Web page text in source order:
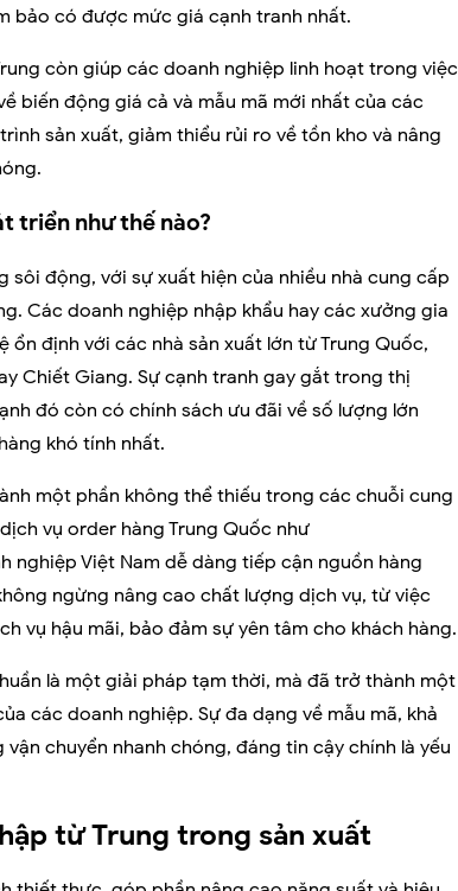
bảo có được mức giá cạnh tranh nhất.
còn giúp các doanh nghiệp linh hoạt trong việc
biến động giá cả và mẫu mã mới nhất của các
sản xuất, giảm thiểu rủi ro về tồn kho và nâng
triển như thế nào?
động, với sự xuất hiện của nhiều nhà cung cấp
Các doanh nghiệp nhập khẩu hay các xưởng gia
định với các nhà sản xuất lớn từ Trung Quốc,
Chiết Giang. Sự cạnh tranh gay gắt trong thị
đó còn có chính sách ưu đãi về số lượng lớn
khó tính nhất.
một phần không thể thiếu trong các chuỗi cung
vụ order hàng Trung Quốc như
nghiệp Việt Nam dễ dàng tiếp cận nguồn hàng
ngừng nâng cao chất lượng dịch vụ, từ việc
vụ hậu mãi, bảo đảm sự yên tâm cho khách hàng.
là một giải pháp tạm thời, mà đã trở thành một
các doanh nghiệp. Sự đa dạng về mẫu mã, khả
chuyển nhanh chóng, đáng tin cậy chính là yếu
từ Trung trong sản xuất